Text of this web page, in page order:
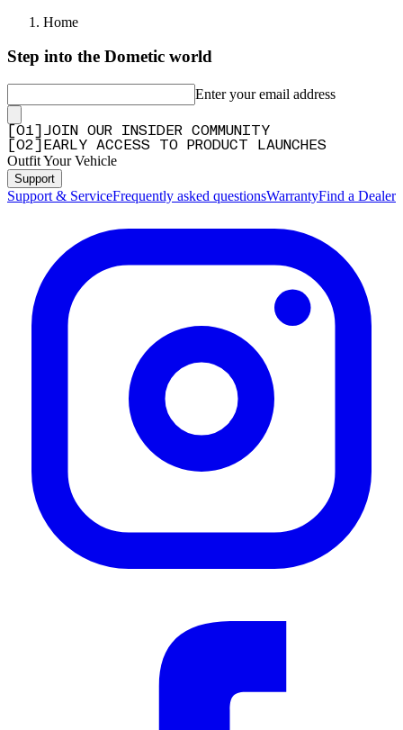
Home
Step into the Dometic world
Enter your email address
01
JOIN OUR INSIDER COMMUNITY
02 EARLY ACCESS TO PRODUCT LAUNCHES
Outfit Your Vehicle
Support
Support & ServiceFrequently asked questionsWarrantyFind a Dealer